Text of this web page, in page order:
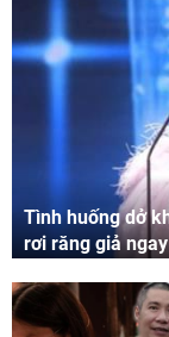
Tình huống dở
rơi răng giả